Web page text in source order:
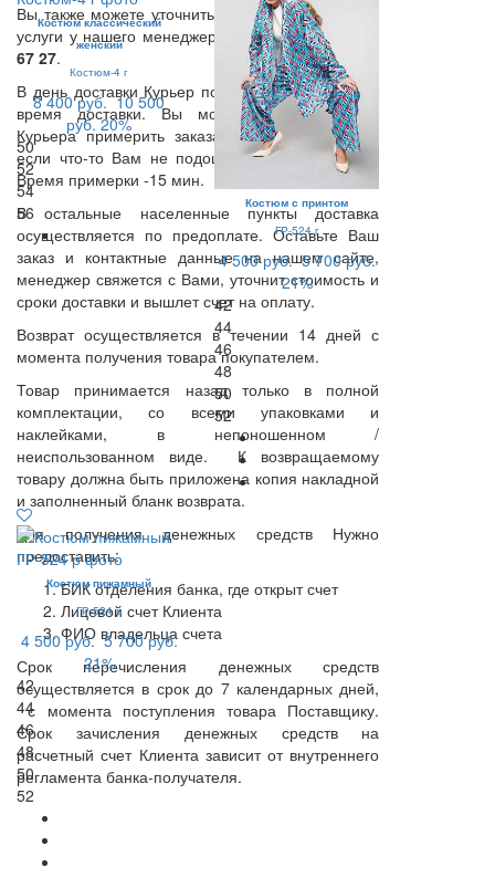
Вы также можете уточнить возможность данной
услуги у нашего менеджера по тел.:8 (495) 409
67 27.
В день доставки Курьер позвонит Вам и уточнит
время доставки. Вы можете в присутствии
Курьера примерить заказанные Вами вещи, и
если что-то Вам не подошло, вернуть курьеру.
Время примерки -15 мин.
В остальные населенные пункты доставка
осуществляется по предоплате. Оставьте Ваш
заказ и контактные данные на нашем сайте,
менеджер свяжется с Вами, уточнит стоимость и
сроки доставки и вышлет счет на оплату.
Возврат осуществляется в течении 14 дней с
момента получения товара покупателем.
Товар принимается назад только в полной
комплектации, со всеми упаковками и
наклейками, в непоношенном /
неиспользованном виде. К возвращаемому
товару должна быть приложена копия накладной
и заполненный бланк возврата.
Для получения денежных средств Нужно
предоставить:
БИК отделения банка, где открыт счет
Лицевой счет Клиента
ФИО владельца счета
Срок перечисления денежных средств
осуществляется в срок до 7 календарных дней,
с момента поступления товара Поставщику.
Срок зачисления денежных средств на
расчетный счет Клиента зависит от внутреннего
регламента банка-получателя.
Костюм классический
женский
Костюм-4 г
8 400 руб. 10 500
руб. 20%
50
52
54
56
Костюм с принтом
ГР-524 г
4 500 руб. 5 700 руб.
21%
42
44
46
48
50
52
Костюм пижамный
ГР-524 р
4 500 руб. 5 700 руб.
21%
42
44
46
48
50
52